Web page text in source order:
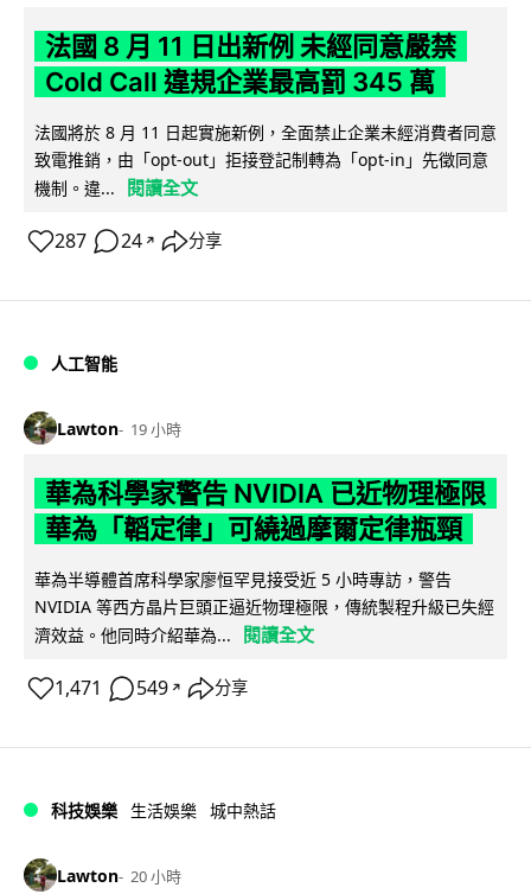
法國 8 月 11 日出新例 未經同意嚴禁
Cold Call 違規企業最高罰 345 萬
法國將於 8 月 11 日起實施新例，全面禁止企業未經消費者同意
致電推銷，由「opt-out」拒接登記制轉為「opt-in」先徵同意
機制。違...
閱讀全文
287 24 ↗ 分享
人工智能
Lawton 19 小時
華為科學家警告 NVIDIA 已近物理極限
華為「韜定律」可繞過摩爾定律瓶頸
華為半導體首席科學家廖恒罕見接受近 5 小時專訪，警告
NVIDIA 等西方晶片巨頭正逼近物理極限，傳統製程升級已失經
濟效益。他同時介紹華為...
閱讀全文
1,471 549 ↗ 分享
科技娛樂 生活娛樂 城中熱話
Lawton 20 小時